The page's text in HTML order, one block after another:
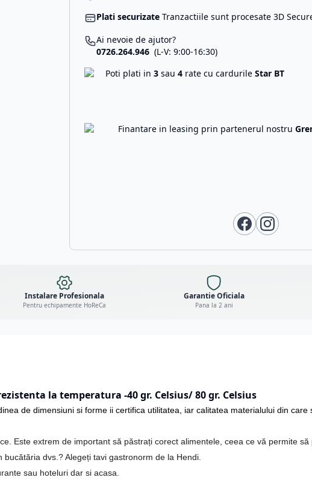
Plati securizate Tranzactiile sunt procesate 3D
Ai nevoie de ajutor?
0726.264.946 (L-V: 9:00-16:30)
Poti plati in 3 sau 4 rate cu cardurile Star BT
Finantare in leasing prin partenerul nostru
Instalare Profesionala
Pentru echipamente HoReCa
Garantie Oficiala
Pana la 2 ani
la temperatura -40 gr. Celsius/ 80 gr. Celsius
de dimensiuni si forme ii certifica utilitatea, iar calitatea materialului din care
Este extrem de important să păstrați corect alimentele, ceea ce vă permite
dvs.? Alegeți tavi gastronorm de la Hendi.
sau hoteluri dar si acasa.